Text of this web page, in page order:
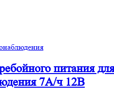
питания для
7А/ч 12В